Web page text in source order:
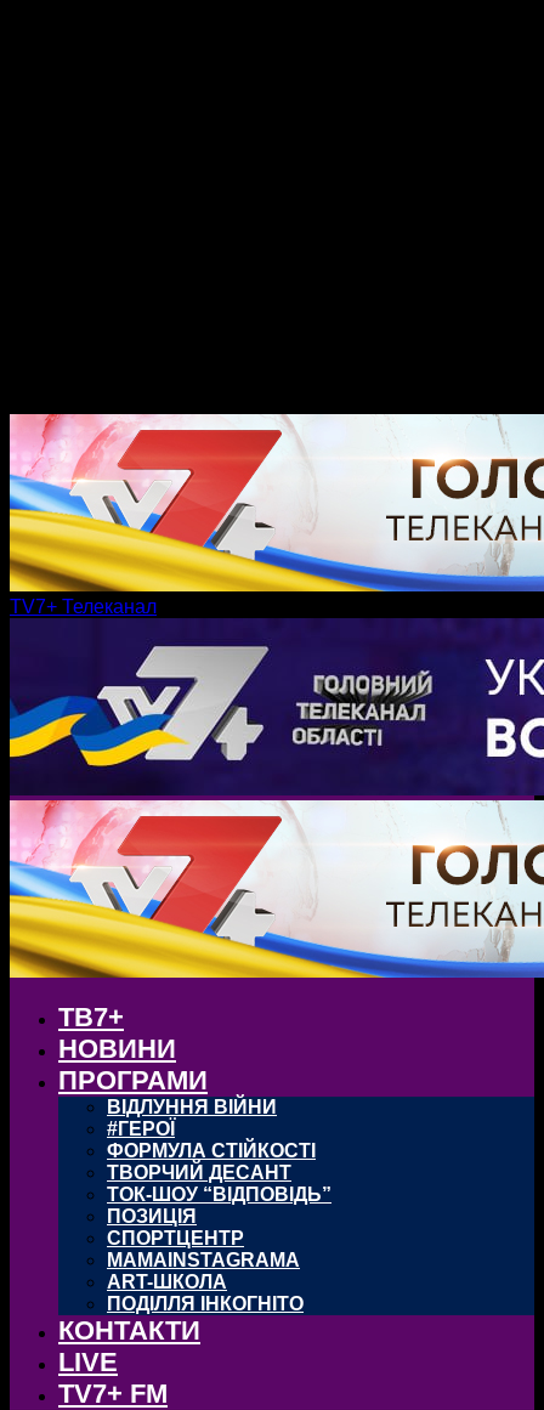
TV7+ Телеканал
ТВ7+
НОВИНИ
ПРОГРАМИ
ВІДЛУННЯ ВІЙНИ
#ГЕРОЇ
ФОРМУЛА СТІЙКОСТІ
ТВОРЧИЙ ДЕСАНТ
ТОК-ШОУ “ВІДПОВІДЬ”
ПОЗИЦІЯ
СПОРТЦЕНТР
MAMAINSTAGRAMA
ART-ШКОЛА
ПОДІЛЛЯ ІНКОГНІТО
КОНТАКТИ
LIVE
TV7+ FM